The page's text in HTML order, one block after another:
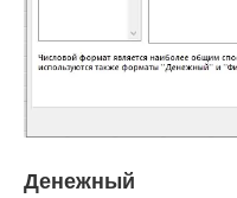
Денежный